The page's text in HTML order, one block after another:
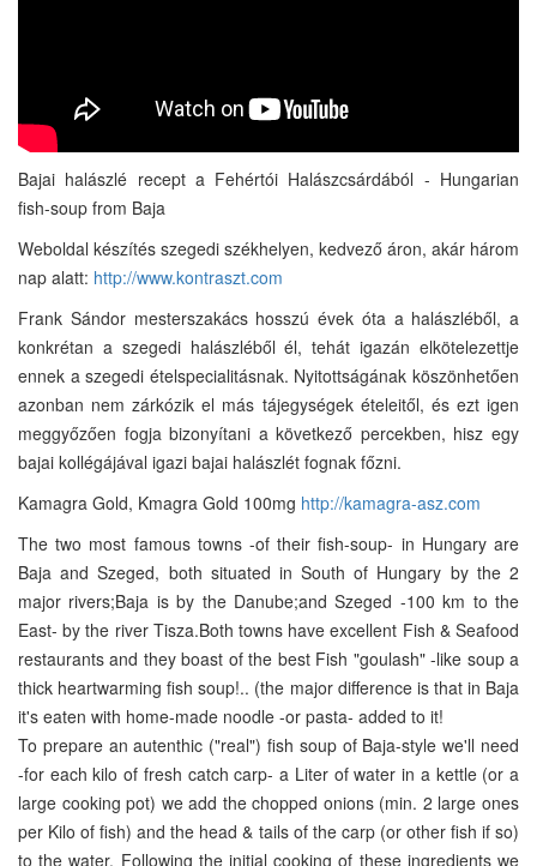
Bajai halászlé recept a Fehértói Halászcsárdából - Hungarian
fish-soup from Baja
Weboldal készítés szegedi székhelyen, kedvező áron, akár három
nap alatt: http://www.kontraszt.com
Frank Sándor mesterszakács hosszú évek óta a halászléből, a
konkrétan a szegedi halászléből él, tehát igazán elkötelezettje
ennek a szegedi ételspecialitásnak. Nyitottságának köszönhetően
azonban nem zárkózik el más tájegységek ételeitől, és ezt igen
meggyőzően fogja bizonyítani a következő percekben, hisz egy
bajai kollégájával igazi bajai halászlét fognak főzni.
Kamagra Gold, Kmagra Gold 100mg http://kamagra-asz.com
The two most famous towns -of their fish-soup- in Hungary are
Baja and Szeged, both situated in South of Hungary by the 2
major rivers;Baja is by the Danube;and Szeged -100 km to the
East- by the river Tisza.Both towns have excellent Fish & Seafood
restaurants and they boast of the best Fish "goulash" -like soup a
thick heartwarming fish soup!.. (the major difference is that in Baja
it's eaten with home-made noodle -or pasta- added to it!
To prepare an autenthic ("real") fish soup of Baja-style we'll need
-for each kilo of fresh catch carp- a Liter of water in a kettle (or a
large cooking pot) we add the chopped onions (min. 2 large ones
per Kilo of fish) and the head & tails of the carp (or other fish if so)
to the water. Following the initial cooking of these ingredients we